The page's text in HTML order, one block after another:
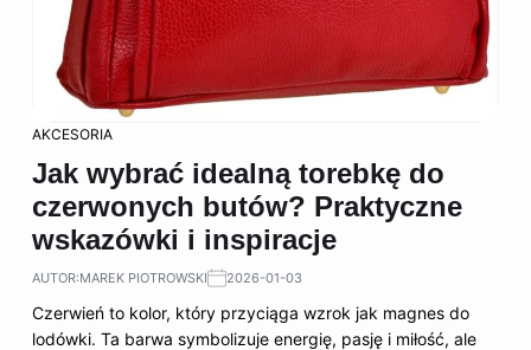
AKCESORIA
Jak wybrać idealną torebkę do
czerwonych butów? Praktyczne
wskazówki i inspiracje
AUTOR:MAREK PIOTROWSKI 2026-01-03
Czerwień to kolor, który przyciąga wzrok jak magnes do
lodówki. Ta barwa symbolizuje energię, pasję i miłość, ale